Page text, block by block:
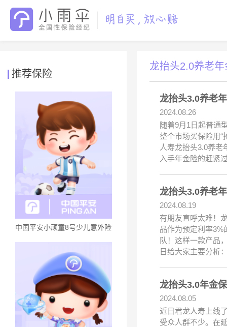
推荐保险
中国平安小顽童8号少儿意外险
龙抬头2.0养老
龙抬头3.0养老
2024.08.26
随着9月1日起普通
整个市场买保险用
人寿龙抬头3.0养
入手年金险的赶紧
龙抬头3.0养老
2024.08.19
有朋友直呼太难！
品作为预定利率3%
队！这样一款产品
日给大家主要分析
龙抬头3.0年金
2024.08.05
近日君龙人寿上线
受众人群不少。在